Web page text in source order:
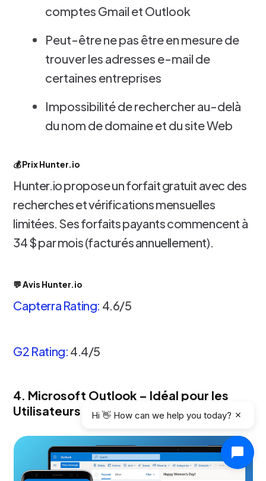
comptes Gmail et Outlook
Peut-être ne pas être en mesure de
trouver les adresses e-mail de
certaines entreprises
Impossibilité de rechercher au-delà
du nom de domaine et du site Web
💰 Prix Hunter.io
Hunter.io propose un forfait gratuit avec des
recherches et vérifications mensuelles
limitées. Ses forfaits payants commencent à
34 $ par mois (facturés annuellement).
💬 Avis Hunter.io
Capterra Rating: 4.6/5
G2 Rating: 4.4/5
4. Microsoft Outlook – Idéal pour les
Utilisateurs de Microsoft Office 365
Hi 👋 How can we help you today?